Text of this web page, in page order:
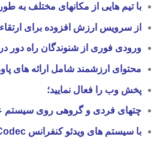
با تیم هایی از مکانهای مختلف به
از سرویس ارزش افزوده برای
ورودی فوری از شنوندگان راه دور
محتوای ارزشمند شامل ارائه های
پخش وب را فعال نمایید؛
چتهای فردی و گروهی روی سیستم
با سیستم های ویدئو کنفرانس Codec یکپارچه شوید؛